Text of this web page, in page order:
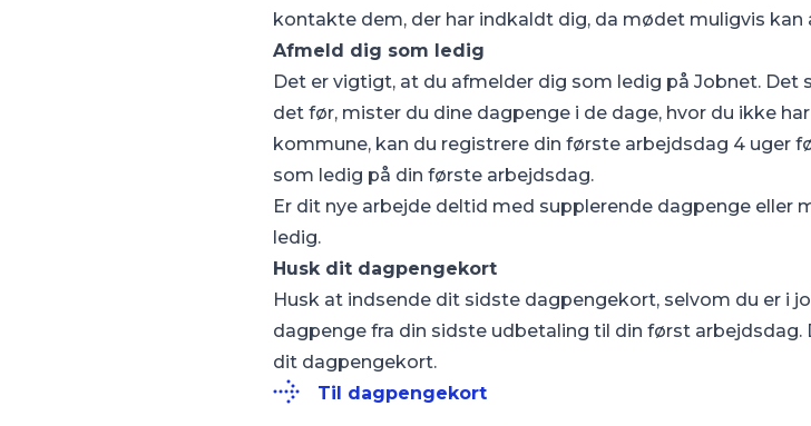
kontakte dem, der har indkaldt dig, da mødet muligvis kan
Afmeld dig som ledig
Det er vigtigt, at du afmelder dig som ledig påJobnet. Det
det før, mister du dine dagpenge i de dage, hvor du ikke
kommune, kan du registrere din første arbejdsdag 4 uger
som ledig på din første arbejdsdag.
Er dit nye arbejde deltid med supplerende dagpenge eller
ledig.
Husk dit dagpengekort
Husk at indsende dit sidste dagpengekort, selvom du er i
dagpenge fra din sidste udbetaling til din først arbejdsdag.
dit dagpengekort.
Til dagpengekort